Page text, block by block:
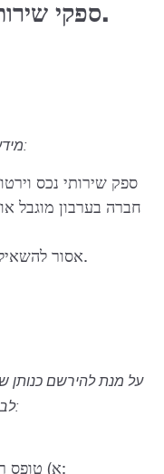
ספקי שירותי קריפטו (נכס וירטואלי).
מידע מפתח לצורך רישום של אנשים כאלה:
חברה בערבון מוגבל
Ø אסור להשאיל נכסים וירטואליים לאנשים פיזיים.
על מנת להירשם כנותן
לבנק הלאומי את הפרטים/התיעוד הבאים:
א) טופס רישום ספק שירותי נכס וירטואלי מלא;